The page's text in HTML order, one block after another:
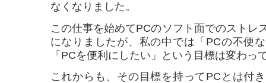
なくなりました。
この仕事を始めてPCのソフト面でのストレ
になりましたが、私の中では「PCの不便
「PCを便利にしたい」という目標は変わっ
これからも、その目標を持ってPCとは付